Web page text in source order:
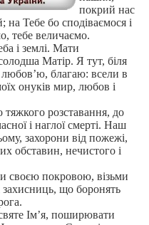
покрий нас
на Тебе бо сподіваємося і
тебе величаємо.
і землі. Мати
Матір. Я тут, біля
любов’ю, благаю: всели в
онуків мир, любов і
тяжкого розставання, до
і наглої смерті. Наш
захорони від пожежі,
обставин, нечистого і
своєю покровою, візьми
захисниць, що боронять
Ім’я, поширювати